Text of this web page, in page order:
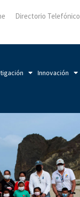
Directorio Telefónico
Innovación